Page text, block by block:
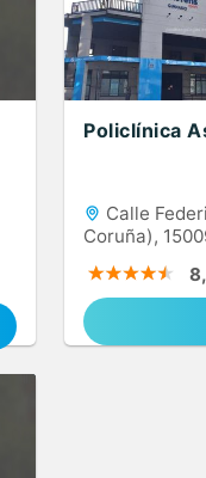
Policlínica
Calle
Coruña),